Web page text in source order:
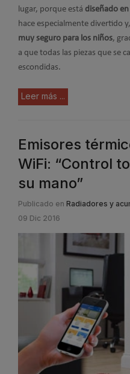
lugar, porque está diseñado
hace especialmente divertido
muy seguro para los niños,
a que todas las piezas que se
escondidas.
Leer más ...
Emisores
WiFi: “Control
su mano”
Publicado en Radiadores y
09 Dic 2016